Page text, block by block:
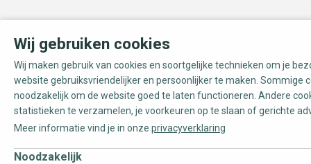
Wij gebruiken cookies
Wij maken gebruik van cookies en soortgelijke technieken om je
website gebruiksvriendelijker en persoonlijker te maken. Sommige
noodzakelijk om de website goed te laten functioneren. Andere
statistieken te verzamelen, je voorkeuren op te slaan of gerichte
Meer informatie vind je in onze privacyverklaring
Noodzakelijk